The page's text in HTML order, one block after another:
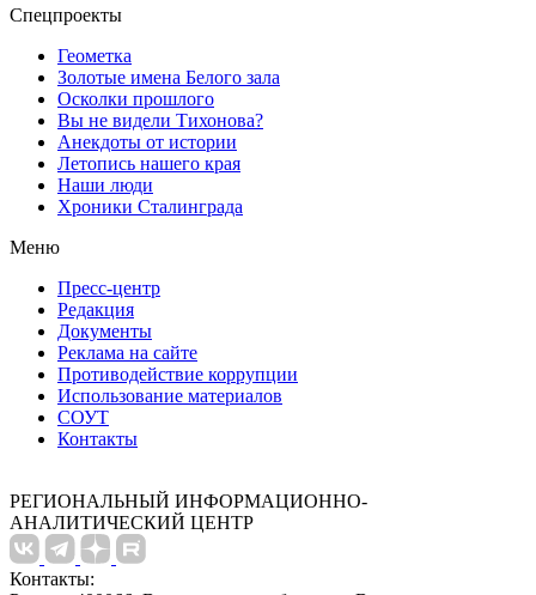
Спецпроекты
Геометка
Золотые имена Белого зала
Осколки прошлого
Вы не видели Тихонова?
Анекдоты от истории
Летопись нашего края
Наши люди
Хроники Сталинграда
Меню
Пресс-центр
Редакция
Документы
Реклама на сайте
Противодействие коррупции
Использование материалов
СОУТ
Контакты
РЕГИОНАЛЬНЫЙ ИНФОРМАЦИОННО-
АНАЛИТИЧЕСКИЙ ЦЕНТР
Контакты: